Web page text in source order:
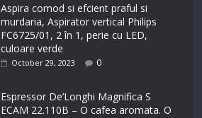
Aspira comod si efcient praful si
murdaria, Aspirator vertical Philips
FC6725/01, 2 în 1, perie cu LED,
culoare verde
October 29, 2023 0
Espressor De’Longhi Magnifica S
ECAM 22.110B – O cafea aromata. O